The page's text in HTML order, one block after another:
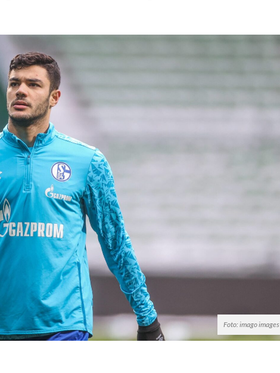
Foto: imago images